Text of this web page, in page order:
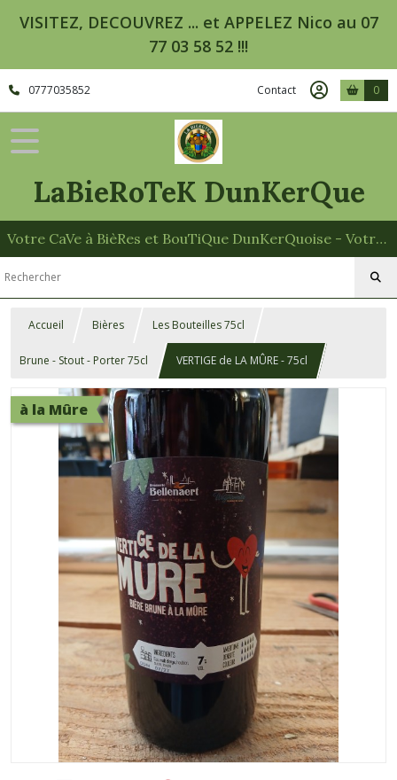
VISITEZ, DECOUVREZ ... et APPELEZ Nico au 07
77 03 58 52 !!!
0777035852 Contact 0
LaBieRoTeK DunKerQue
Votre CaVe à BièRes et BouTiQue DunKerQuoise - Votre Spécialiste des Paniers Garnis
Accueil Bières Les Bouteilles 75cl
Brune - Stout - Porter 75cl VERTIGE de LA MÛRE - 75cl
à la Mûre